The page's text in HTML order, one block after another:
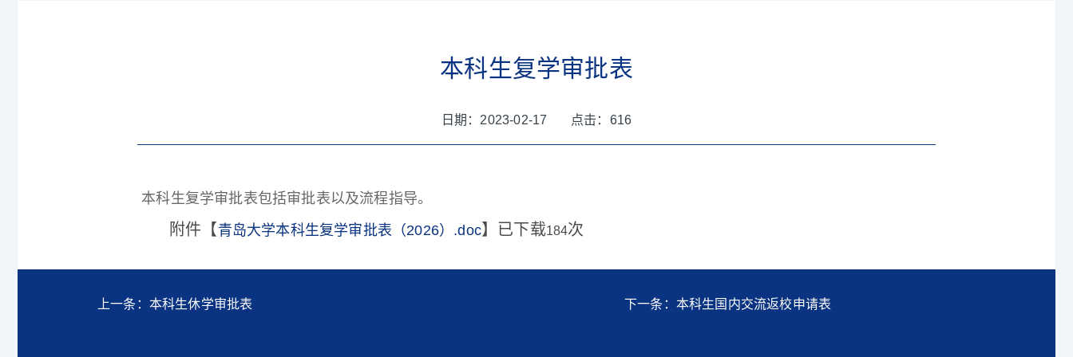
本科生复学审批表
日期：2023-02-17 点击： 616
本科生复学审批表包括审批表以及流程指导。
附件【 青岛大学本科生复学审批表（2026）.doc】已下载184次
上一条：本科生休学审批表 下一条：本科生国内交流返校申请表